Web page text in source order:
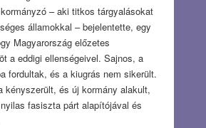
– aki titkos tárgyalásokat
államokkal – bejelentette, egy
Magyarország előzetes
a eddigi ellenségeivel. Sajnos, a
fordultak, és a kiugrás nem sikerült.
kényszerült, és új kormány alakult,
fasiszta párt alapítójával és